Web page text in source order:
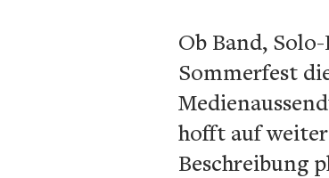
Ob Band,
Sommerfest
hofft auf
Beschreibung